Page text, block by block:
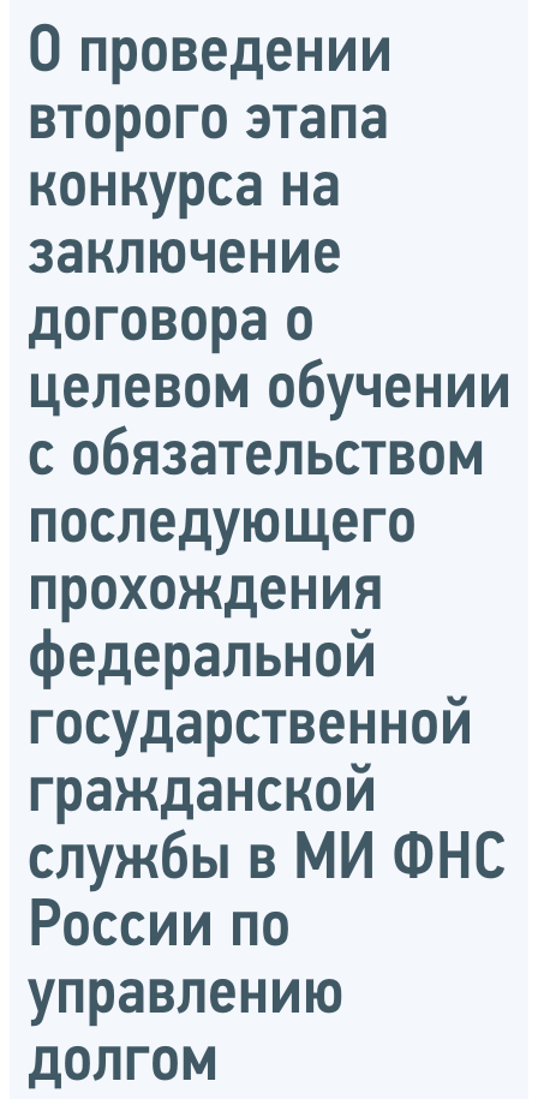
О проведении
второго этапа
конкурса на
заключение
договора о
целевом обучении
с обязательством
последующего
прохождения
федеральной
государственной
гражданской
службы в МИ ФНС
России по
управлению
долгом